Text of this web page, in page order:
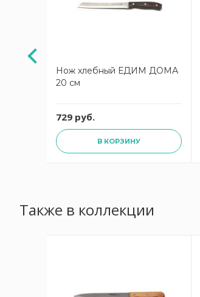
Нож хлебный ЕДИМ ДОМА
20 см
729 руб.
В КОРЗИНУ
Также в коллекции